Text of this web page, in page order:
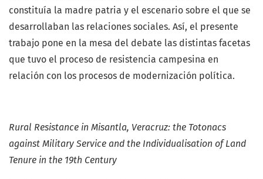
constituía la madre patria y el escenario sobre el que se
desarrollaban las relaciones sociales. Así, el presente
trabajo pone en la mesa del debate las distintas facetas
que tuvo el proceso de resistencia campesina en
relación con los procesos de modernización política.
Rural Resistance in Misantla, Veracruz: the Totonacs
against Military Service and the Individualisation of Land
Tenure in the 19th Century